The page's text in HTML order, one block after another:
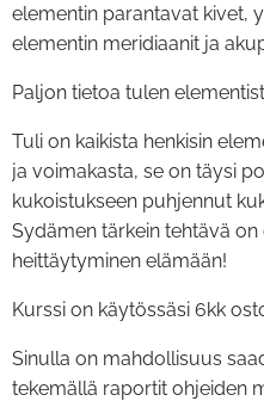
elementin parantavat kivet,
elementin meridiaanit ja
Paljon tietoa tulen
Tuli on kaikista henkisin
ja voimakasta, se on täysi
kukoistukseen puhjennut
Sydämen tärkein tehtävä
heittäytyminen elämään!
Kurssi on käytössäsi 6kk
Sinulla on mahdollisuus
tekemällä raportit ohjeiden